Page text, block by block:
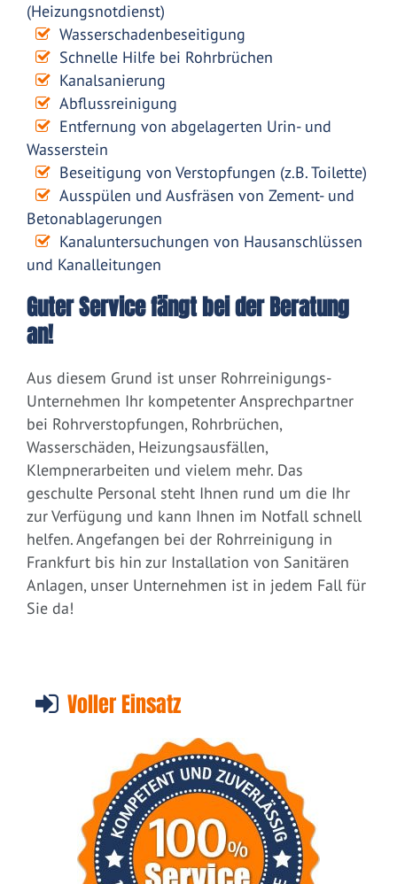
(Heizungsnotdienst)
Wasserschadenbeseitigung
Schnelle Hilfe bei Rohrbrüchen
Kanalsanierung
Abflussreinigung
Entfernung von abgelagerten Urin- und
Wasserstein
Beseitigung von Verstopfungen (z.B. Toilette)
Ausspülen und Ausfräsen von Zement- und
Betonablagerungen
Kanaluntersuchungen von Hausanschlüssen
und Kanalleitungen
Guter Service fängt bei der Beratung
an!
Aus diesem Grund ist unser Rohrreinigungs-
Unternehmen Ihr kompetenter Ansprechpartner
bei Rohrverstopfungen, Rohrbrüchen,
Wasserschäden, Heizungsausfällen,
Klempnerarbeiten und vielem mehr. Das
geschulte Personal steht Ihnen rund um die Ihr
zur Verfügung und kann Ihnen im Notfall schnell
helfen. Angefangen bei der Rohrreinigung in
Frankfurt bis hin zur Installation von Sanitären
Anlagen, unser Unternehmen ist in jedem Fall für
Sie da!
Voller Einsatz